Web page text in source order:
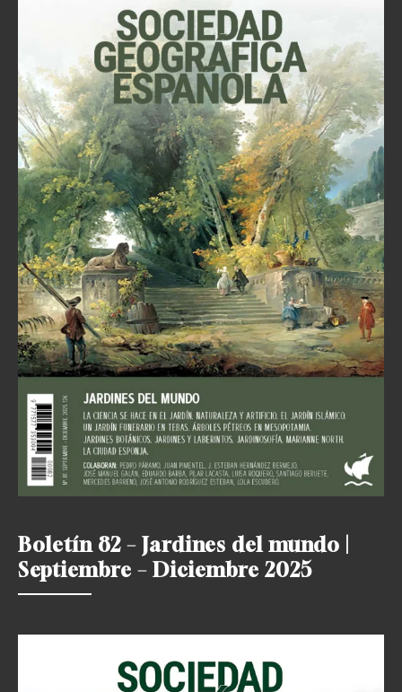
Boletín 82 – Jardines del mundo |
Septiembre – Diciembre 2025